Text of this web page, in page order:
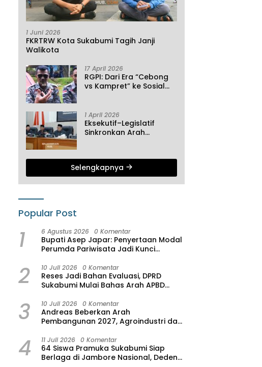
1 Juni 2026
FKRTRW Kota Sukabumi Tagih Janji
Walikota
17 April 2026
RGPI: Dari Era “Cebong
vs Kampret” ke Sosial
1 April 2026
Eksekutif–Legislatif
Sinkronkan Arah
Dibahas di Paripurna ke-
2 DPRD Sukabumi
Selengkapnya
Popular Post
1 6 Agustus 2026 0 Komentar
Bupati Asep Japar: Penyertaan Modal
Perumda Pariwisata Jadi Kunci
2 10 Juli 2026 0 Komentar
Reses Jadi Bahan Evaluasi, DPRD
Sukabumi Mulai Bahas Arah APBD
3 10 Juli 2026 0 Komentar
Andreas Beberkan Arah
Pembangunan 2027, Agroindustri dan
Ekonomi
4 11 Juli 2026 0 Komentar
64 Siswa Pramuka Sukabumi Siap
Berlaga di Jambore Nasional, Deden